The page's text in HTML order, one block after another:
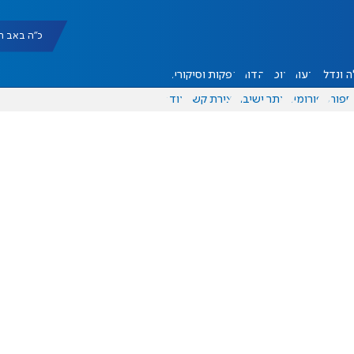
כ"ה באב תשפ"ו
ונדל"ן דעות אוכל יהדות הפקות וסיקורים
ספורט פורומים אתר ישיבה יצירת קשר עוד